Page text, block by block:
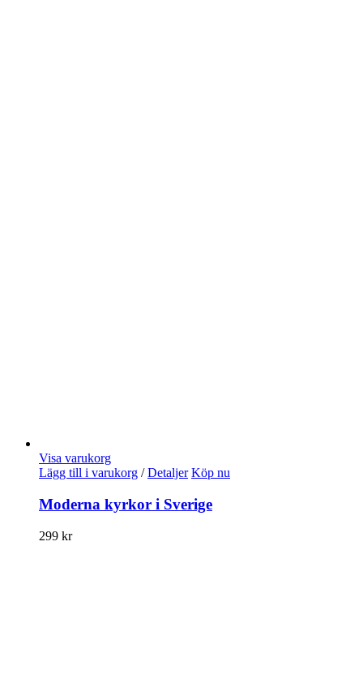
Visa varukorg
Lägg till i varukorg / Detaljer Köp nu
Moderna kyrkor i Sverige
299 kr